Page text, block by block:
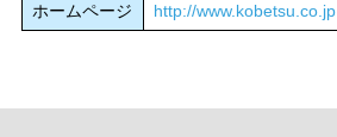
ホームページ http://www.kobetsu.co.jp